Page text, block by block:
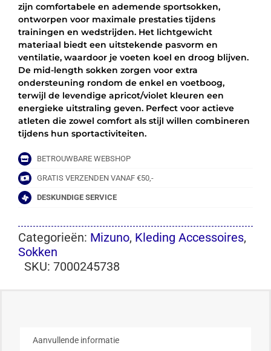
APRICOT/VIOLET
aantal
zijn comfortabele en ademende sportsokken,
ontworpen voor maximale prestaties tijdens
trainingen en wedstrijden. Het lichtgewicht
materiaal biedt een uitstekende pasvorm en
ventilatie, waardoor je voeten koel en droog blijven.
De mid-length sokken zorgen voor extra
ondersteuning rondom de enkel en voetboog,
terwijl de levendige apricot/violet kleuren een
energieke uitstraling geven. Perfect voor actieve
atleten die zowel comfort als stijl willen combineren
tijdens hun sportactiviteiten.
BETROUWBARE WEBSHOP
GRATIS VERZENDEN VANAF €50,-
DESKUNDIGE SERVICE
Categorieën: Mizuno, Kleding Accessoires,
Sokken
SKU: 7000245738
Aanvullende informatie